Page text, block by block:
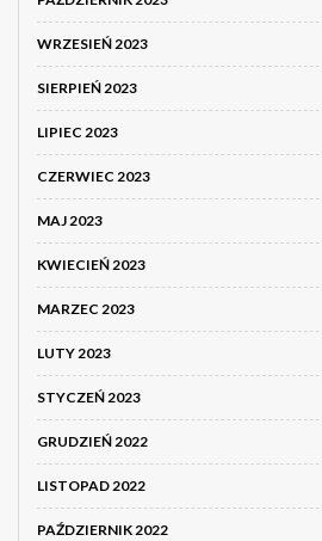
WRZESIEŃ 2023
SIERPIEŃ 2023
LIPIEC 2023
CZERWIEC 2023
MAJ 2023
KWIECIEŃ 2023
MARZEC 2023
LUTY 2023
STYCZEŃ 2023
GRUDZIEŃ 2022
LISTOPAD 2022
PAŹDZIERNIK 2022